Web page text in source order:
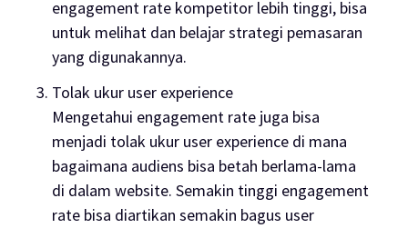
engagement rate kompetitor lebih tinggi, bisa
untuk melihat dan belajar strategi pemasaran
yang digunakannya.
Tolak ukur user experience
Mengetahui engagement rate juga bisa
menjadi tolak ukur user experience di mana
bagaimana audiens bisa betah berlama-lama
di dalam website. Semakin tinggi engagement
rate bisa diartikan semakin bagus user